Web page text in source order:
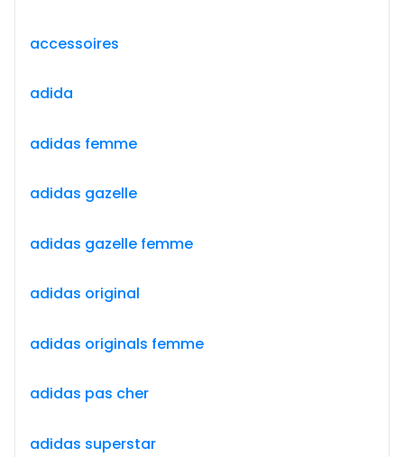
accessoires
adida
adidas femme
adidas gazelle
adidas gazelle femme
adidas original
adidas originals femme
adidas pas cher
adidas superstar